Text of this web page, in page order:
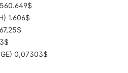
1.606$
0,07303$